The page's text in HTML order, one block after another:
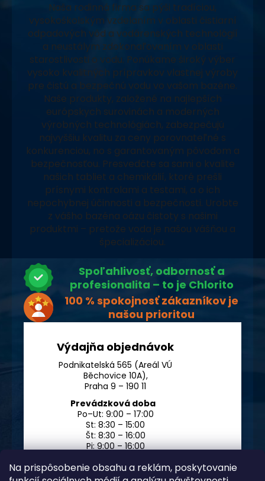
Na prispôsobenie obsahu a reklám, poskytovanie
Naša rodinná firma sa pýši tradíciou,
vysokoškolským vzdelaním v oblasti čistiarní
odpadových vôd a vodárenských technológií
a neustálym zdokonaľovaním v oblasti
starostlivosti o vodu. Ponúkame široký výber
vysoko kvalitných prípravkov vlastnej výroby
pre čistú a bezpečnú vodu vo vašom bazéne.
Naše produkty, založené na najlepších
európskych surovinách a moderných
výrobných technológiách, zabezpečujú
najvyššiu kvalitu za ceny porovnateľné s
konkurenciou, no s garantovaným pôvodom a
bezpečnosťou. Presvedčte sa sami o kvalite
našich tabliet a chemikálií, ktoré prešli
prísnymi kontrolami a testami, a o ich
nepochybnej účinnosti a bezpečnosti. Urobte
z vášho bazéna oázu čistoty s našimi
produktmi – pretože voda je našou vášňou a
špecializáciou.
Spoľahlivosť, odbornosť a
profesionalita – to je Chlorito
100 % spokojnosť zákazníkov je
našou prioritou
Výdajňa objednávok
Podnikatelská 565 (Areál VÚ
Běchovice 10A),
Praha 9 – 190 11
Prevádzková doba
Po–Ut: 9:00 – 17:00
St: 8:30 – 15:00
Št: 8:30 – 16:00
Pi: 9:00 – 16:00